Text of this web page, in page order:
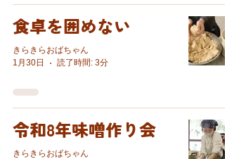
食卓を囲めない
きらきらおばちゃん
1月30日
読了時間: 3分
令和8年味噌󠄀作り会
きらきらおばちゃん